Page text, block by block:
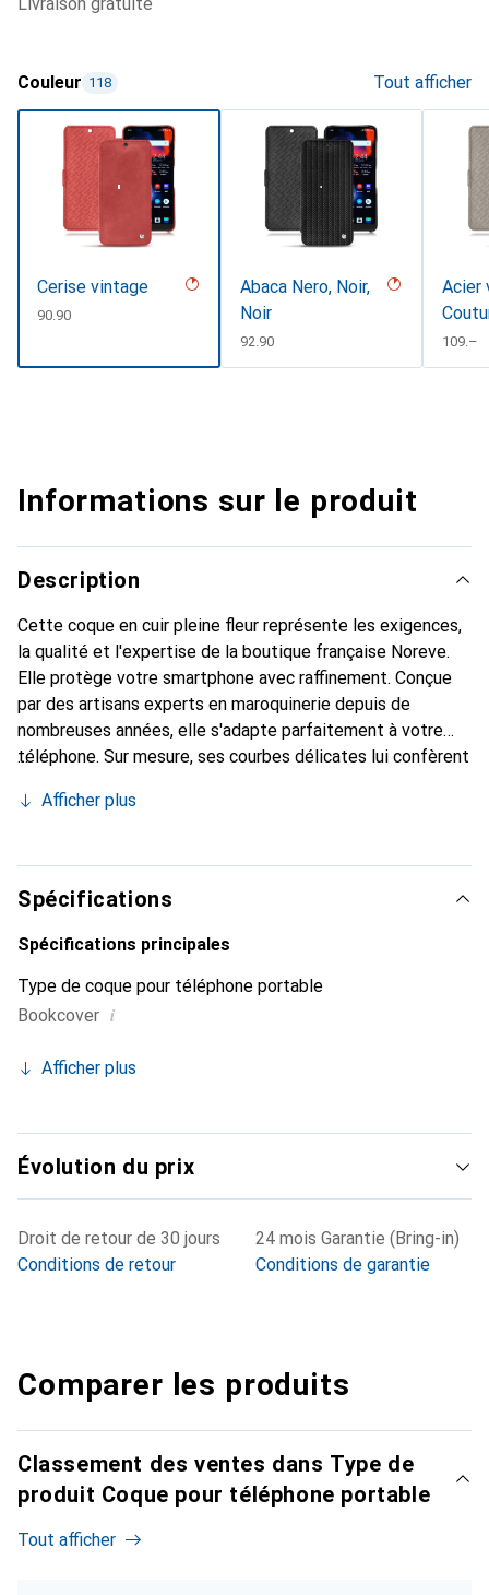
Couleur 118 Tout afficher
Cerise vintage
CHF
90.90
Abaca Nero, Noir,
Noir
CHF
92.90
Acier
CHF
109.–
Informations sur le produit
Description
Cette coque en cuir pleine fleur représente les exigences,
la qualité et l'expertise de la boutique française Noreve.
Elle protège votre smartphone avec raffinement. Conçue
par des artisans experts en maroquinerie depuis de
nombreuses années, elle s'adapte parfaitement à votre
téléphone. Sur mesure, ses courbes délicates lui confèrent
et indispensable pour votre smartphone. Reconnaît
marque Noreve est un choix sûr pour une clientèle
exigeante.
Afficher plus
Spécifications
Spécifications principales
Type de coque pour téléphone portable
Bookcover i
Afficher plus
Évolution du prix
Droit de retour de 30 jours
Conditions de retour
24 mois Garantie (Bring-in)
Conditions de garantie
Comparer les produits
Classement des ventes dans Type de
produit Coque pour téléphone portable
Tout afficher